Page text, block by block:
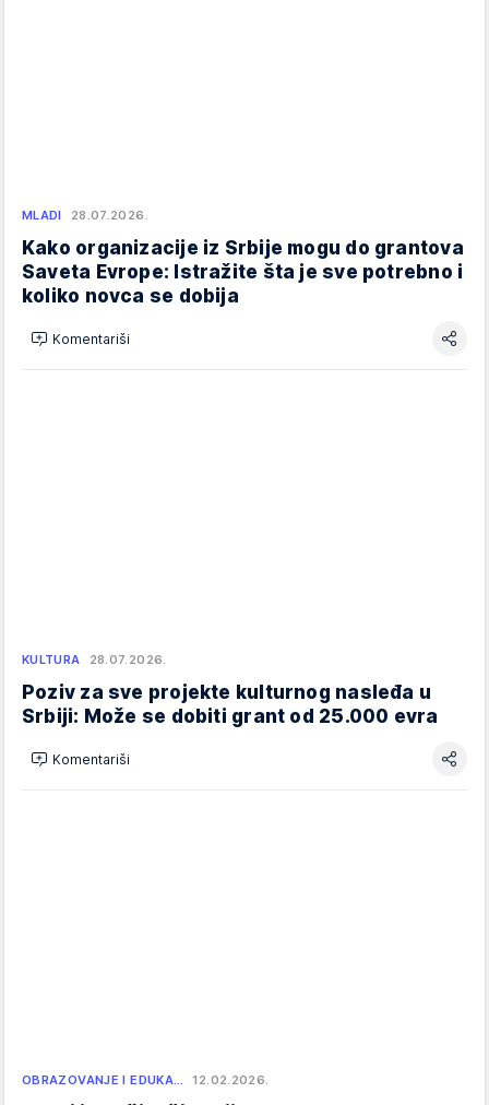
MLADI 28.07.2026.
Kako organizacije iz Srbije mogu do grantova
Saveta Evrope: Istražite šta je sve potrebno i
koliko novca se dobija
Komentariši
KULTURA 28.07.2026.
Poziv za sve projekte kulturnog nasleđa u
Srbiji: Može se dobiti grant od 25.000 evra
Komentariši
OBRAZOVANJE I EDUKA… 12.02.2026.